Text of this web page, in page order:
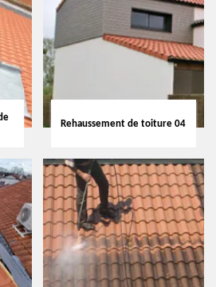
Rehaussement de toiture 04